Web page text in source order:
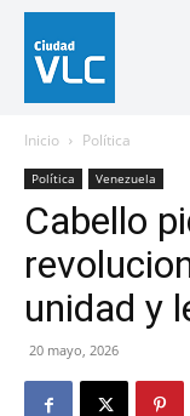
Inicio Política
Política Venezuela
Cabello
unidad y
20 mayo, 2026